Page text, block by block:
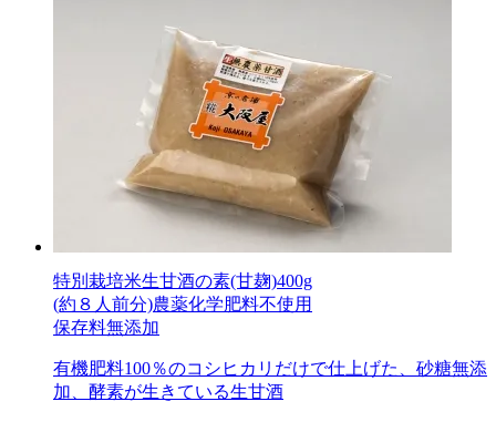
特別栽培米生甘酒の素(甘麹)400g
(約８人前分)農薬化学肥料不使用
保存料無添加
有機肥料100％のコシヒカリだけで仕上げた、砂糖無添
加、酵素が生きている生甘酒